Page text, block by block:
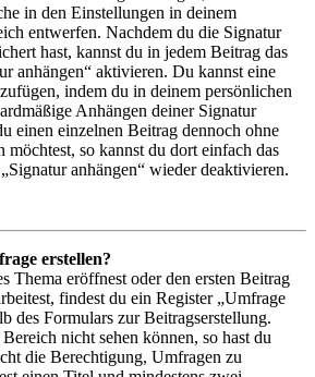
in den Einstellungen in deinem
entwerfen. Nachdem du die Signatur
hast, kannst du in jedem Beitrag das
anhängen“ aktivieren. Du kannst eine
indem du in deinem persönlichen
Anhängen deiner Signatur
einen einzelnen Beitrag dennoch ohne
möchtest, so kannst du dort einfach das
anhängen“ wieder deaktivieren.
erstellen?
Thema eröffnest oder den ersten Beitrag
findest du ein Register „Umfrage
des Formulars zur Beitragserstellung.
nicht sehen können, so hast du
die Berechtigung, Umfragen zu